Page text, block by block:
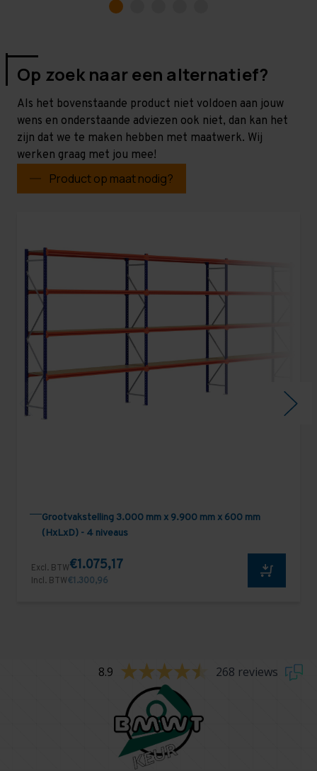
Op zoek naar een alternatief?
Als het bovenstaande product niet voldoen aan jouw
wens en onderstaande adviezen ook niet, dan kan het
zijn dat we te maken hebben met maatwerk. Wij
werken graag met jou mee!
Product op maat nodig?
Grootvakstelling 3.000 mm x 9.900 mm x 600 mm
(HxLxD) - 4 niveaus
Excl. BTW€1.075,17
Incl. BTW€1.300,96
8.9 268 reviews